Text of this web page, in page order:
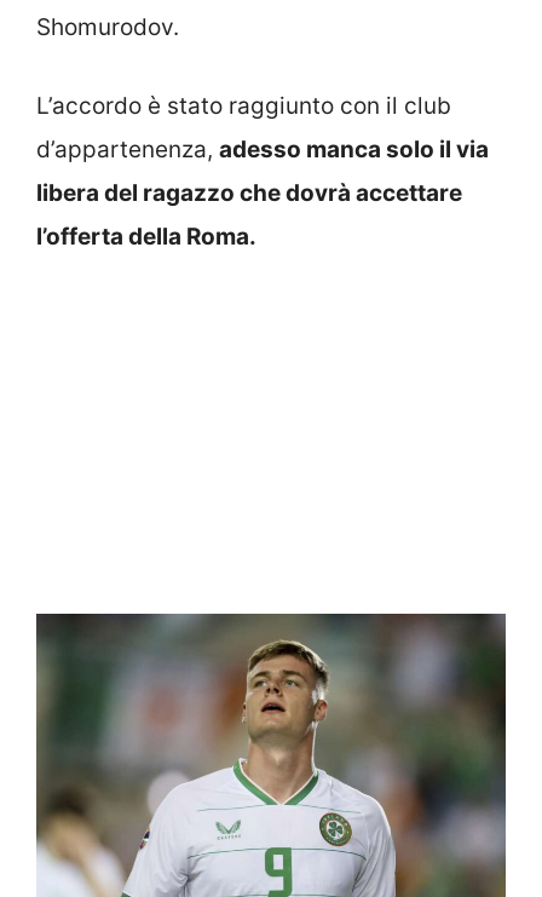
Shomurodov.
L’accordo è stato raggiunto con il club
d’appartenenza, adesso manca solo il via
libera del ragazzo che dovrà accettare
l’offerta della Roma.